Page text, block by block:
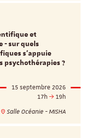
et
- sur quels
s'appuie
psychothérapies ?
15 septembre 2026
17h
19h
Salle Océanie - MISHA